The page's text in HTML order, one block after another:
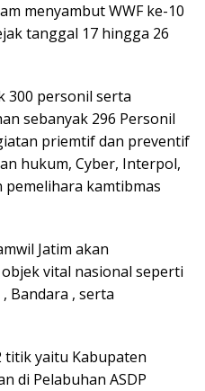
menyambut WWF ke-10
tanggal 17 hingga 26
300 personil serta
sebanyak 296 Personil
priemtif dan preventif
hukum, Cyber, Interpol,
pemelihara kamtibmas
Jatim akan
vital nasional seperti
Bandara , serta
titik yaitu Kabupaten
di Pelabuhan ASDP